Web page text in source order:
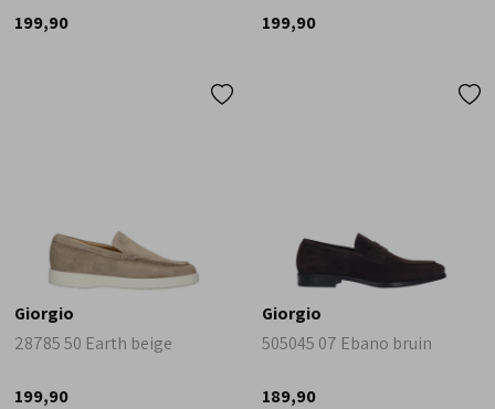
199,90 199,90
Giorgio
28785 50 Earth beige
199,90
Giorgio
505045 07 Ebano bruin
189,90